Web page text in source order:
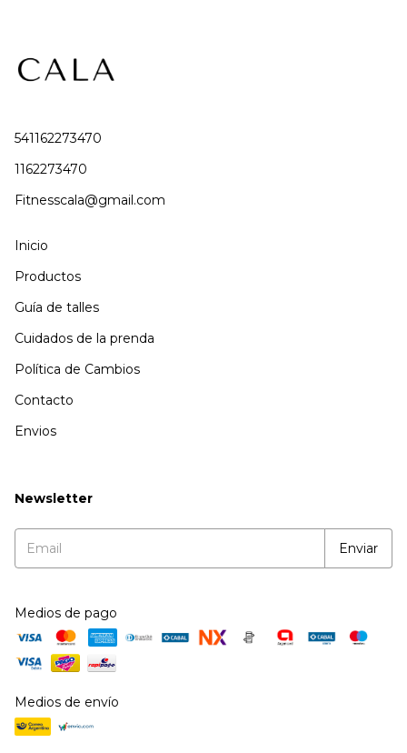
541162273470
1162273470
Fitnesscala@gmail.com
Inicio
Productos
Guía de talles
Cuidados de la prenda
Política de Cambios
Contacto
Envios
Newsletter
Medios de pago
Medios de envío